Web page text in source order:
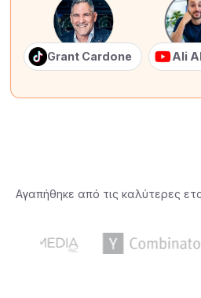
Grant Cardone Ali
Αγαπήθηκε από τις καλύτερες